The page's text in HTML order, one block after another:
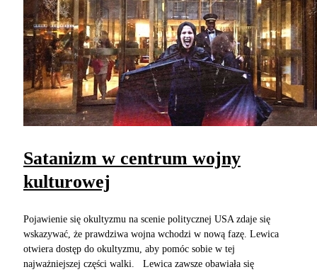
Satanizm w centrum wojny
kulturowej
Pojawienie się okultyzmu na scenie politycznej USA zdaje się
wskazywać, że prawdziwa wojna wchodzi w nową fazę. Lewica
otwiera dostęp do okultyzmu, aby pomóc sobie w tej
najważniejszej części walki. Lewica zawsze obawiała się